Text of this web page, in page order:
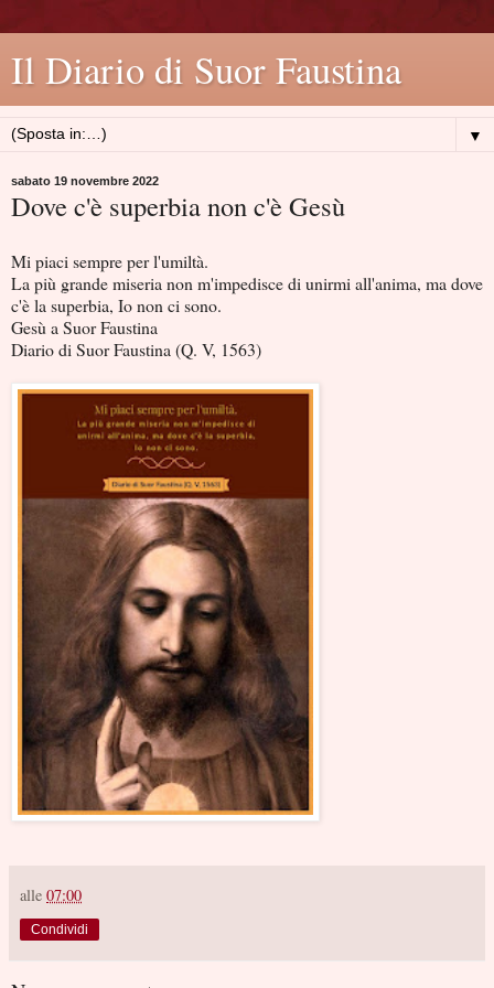
Il Diario di Suor Faustina
▼
sabato 19 novembre 2022
Dove c'è superbia non c'è Gesù
Mi piaci sempre per l'umiltà.
La più grande miseria non m'impedisce di unirmi all'anima, ma dove
c'è la superbia, Io non ci sono.
Gesù a Suor Faustina
Diario di Suor Faustina (Q. V, 1563)
alle 07:00
Condividi